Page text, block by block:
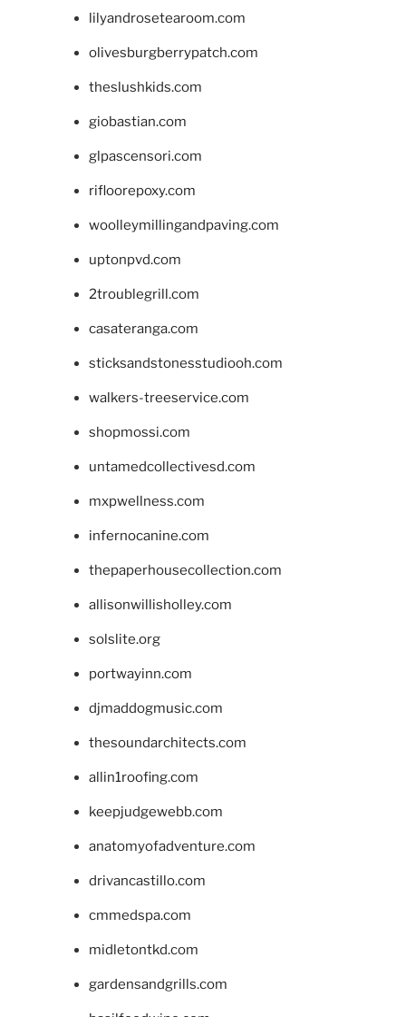
lilyandrosetearoom.com
olivesburgberrypatch.com
theslushkids.com
giobastian.com
glpascensori.com
rifloorepoxy.com
woolleymillingandpaving.com
uptonpvd.com
2troublegrill.com
casateranga.com
sticksandstonesstudiooh.com
walkers-treeservice.com
shopmossi.com
untamedcollectivesd.com
mxpwellness.com
infernocanine.com
thepaperhousecollection.com
allisonwillisholley.com
solslite.org
portwayinn.com
djmaddogmusic.com
thesoundarchitects.com
allin1roofing.com
keepjudgewebb.com
anatomyofadventure.com
drivancastillo.com
cmmedspa.com
midletontkd.com
gardensandgrills.com